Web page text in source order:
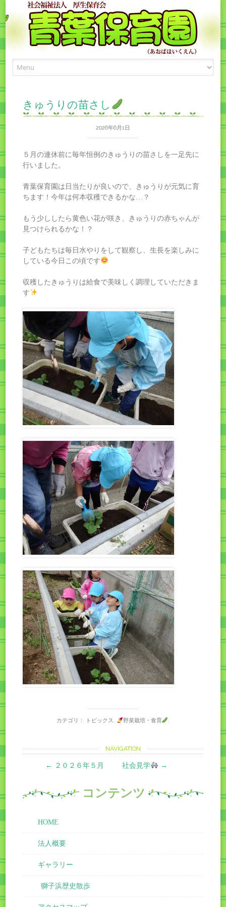
to
きゅうりの苗さし
2026年6月1日
５月の連休前に毎年恒例のきゅうりの苗さしを一足先に
行いました。
青葉保育園は日当たりが良いので、きゅうりが元気に育
ちます！今年は何本収穫できるかな…？
もう少ししたら黄色い花が咲き、きゅうりの赤ちゃんが
見つけられるかな！？
子どもたちは毎日水やりをして観察し、生長を楽しみに
している今日この頃です
収穫したきゅうりは給食で美味しく調理していただきま
す
カテゴリ： トピックス 野菜栽培・食育
Post
navigation
NAVIGATION
← ２０２６年５月 社会見学 →
コンテンツ
HOME
法人概要
ギャラリー
獅子浜歴史散歩